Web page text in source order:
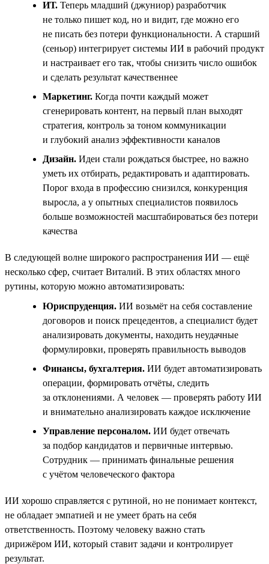
ИТ. Теперь младший (джуниор) разработчик
не только пишет код, но и видит, где можно его
не писать без потери функциональности. А старший
(сеньор) интегрирует системы ИИ в рабочий продукт
и настраивает его так, чтобы снизить число ошибок
и сделать результат качественнее
Маркетинг. Когда почти каждый может
сгенерировать контент, на первый план выходят
стратегия, контроль за тоном коммуникации
и глубокий анализ эффективности каналов
Дизайн. Идеи стали рождаться быстрее, но важно
уметь их отбирать, редактировать и адаптировать.
Порог входа в профессию снизился, конкуренция
выросла, а у опытных специалистов появилось
больше возможностей масштабироваться без потери
качества
В следующей волне широкого распространения ИИ — ещё
несколько сфер, считает Виталий. В этих областях много
рутины, которую можно автоматизировать:
Юриспруденция. ИИ возьмёт на себя составление
договоров и поиск прецедентов, а специалист будет
анализировать документы, находить неудачные
формулировки, проверять правильность выводов
Финансы, бухгалтерия. ИИ будет автоматизировать
операции, формировать отчёты, следить
за отклонениями. А человек — проверять работу ИИ
и внимательно анализировать каждое исключение
Управление персоналом. ИИ будет отвечать
за подбор кандидатов и первичные интервью.
Сотрудник — принимать финальные решения
с учётом человеческого фактора
ИИ хорошо справляется с рутиной, но не понимает контекст,
не обладает эмпатией и не умеет брать на себя
ответственность. Поэтому человеку важно стать
дирижёром ИИ, который ставит задачи и контролирует
результат.